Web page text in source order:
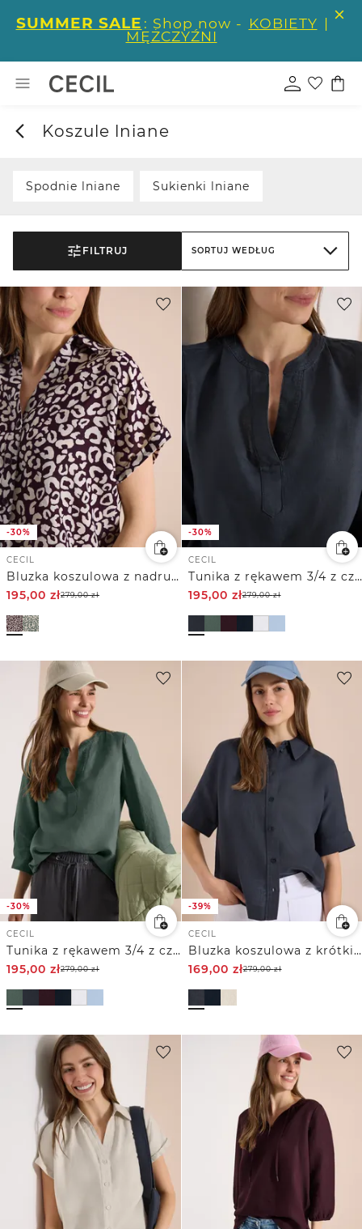
SUMMER SALE : Shop now - KOBIETY |
MĘŻCZYŹNI
Koszule lniane
Spodnie lniane Sukienki lniane
FILTRUJ SORTUJ WEDŁUG
-30%
CECIL
Bluzka koszulowa z nadrukiem leo z mieszanki lnu
195,00 zł279,00zł
-30%
CECIL
Tunika z rękawem 3/4 z czystego Inu
195,00 zł279,00zł
-30%
CECIL
Tunika z rękawem 3/4 z czystego Inu
195,00 zł279,00zł
-39%
CECIL
Bluzka koszulowa z krótkim rękawem z czystego lnu
169,00 zł279,00zł